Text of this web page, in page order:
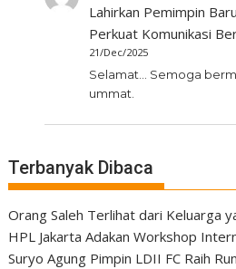
Lahirkan Pemimpin
Perkuat Komunikasi
21/Dec/2025
Selamat... Semoga
ummat.
Terbanyak Dibaca
Orang Saleh Terlihat dari Keluarga
HPL Jakarta Adakan Workshop
Suryo Agung Pimpin LDII FC Raih